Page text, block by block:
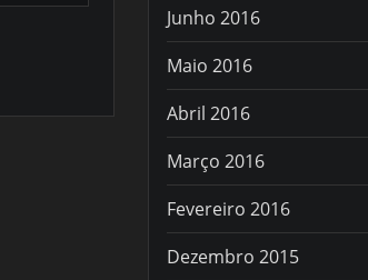
Junho 2016
Maio 2016
Abril 2016
Março 2016
Fevereiro 2016
Dezembro 2015